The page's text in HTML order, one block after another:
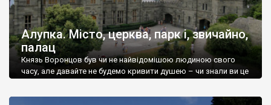
Алупка. Місто, церква, парк і, звичайно,
палац
Князь Воронцов був чи не найвідомішою людиною свого
часу, але давайте не будемо кривити душею – чи знали ви це